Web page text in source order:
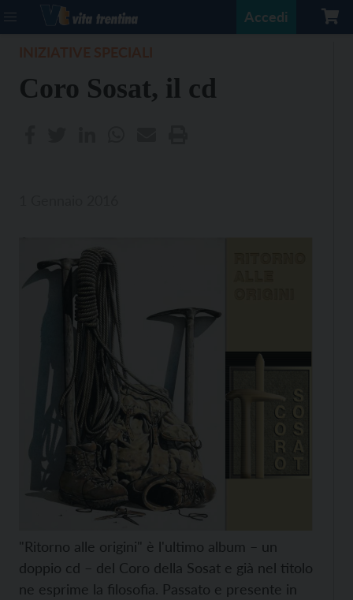
Accedi
Coro Sosat, il cd
"Ritorno alle origini" è l'ultimo album – un
doppio cd – del Coro della Sosat e già nel titolo
ne esprime la filosofia. Passato e presente in